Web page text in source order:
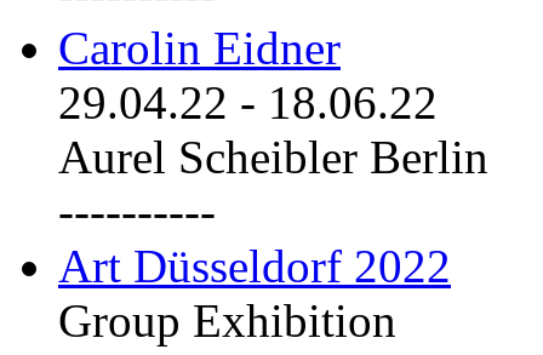
Carolin Eidner
29.04.22 - 18.06.22
Aurel Scheibler Berlin
----------
Art Düsseldorf 2022
Group Exhibition